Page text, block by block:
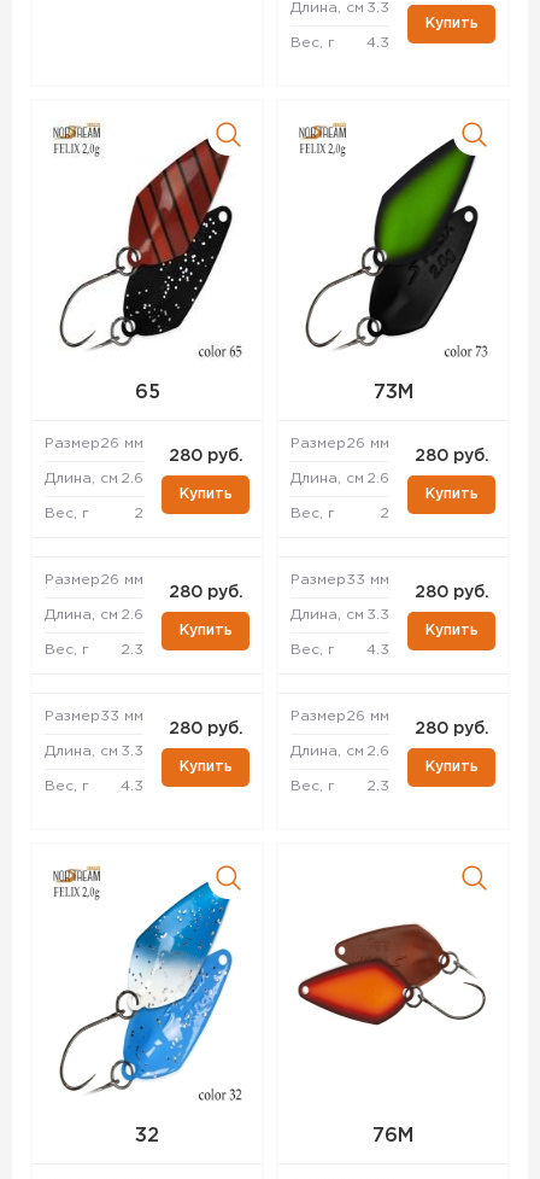
Длина, см 3.3
Вес, г 4.3
Купить
65
Размер26 мм
Длина, см 2.6
Вес, г 2
280 руб.
Купить
Размер26 мм
Длина, см 2.6
Вес, г 2.3
280 руб.
Купить
Размер33 мм
Длина, см 3.3
Вес, г 4.3
280 руб.
Купить
73M
Размер26 мм
Длина, см 2.6
Вес, г 2
280 руб.
Купить
Размер33 мм
Длина, см 3.3
Вес, г 4.3
280 руб.
Купить
Размер26 мм
Длина, см 2.6
Вес, г 2.3
280 руб.
Купить
32 76M